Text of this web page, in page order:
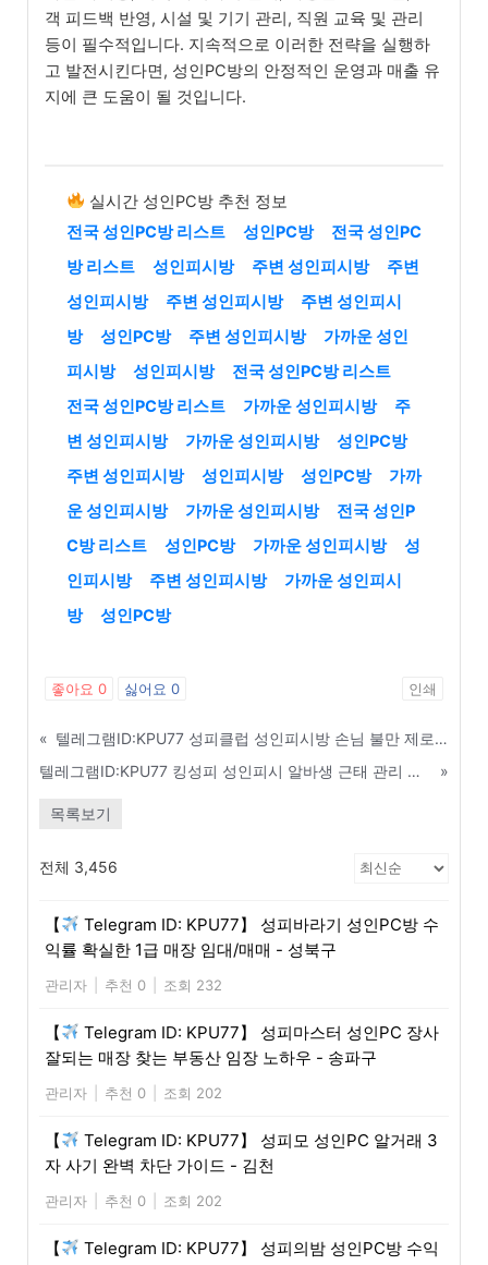
객 피드백 반영, 시설 및 기기 관리, 직원 교육 및 관리
등이 필수적입니다. 지속적으로 이러한 전략을 실행하
고 발전시킨다면, 성인PC방의 안정적인 운영과 매출 유
지에 큰 도움이 될 것입니다.
실시간 성인PC방 추천 정보
전국 성인PC방 리스트
성인PC방
전국 성인PC
방 리스트
성인피시방 주변 성인피시방
주변
성인피시방
주변 성인피시방
주변 성인피시
방
성인PC방 주변 성인피시방
가까운 성인
피시방
성인피시방
전국 성인PC방 리스트
전국 성인PC방 리스트
가까운 성인피시방
주
변 성인피시방
가까운 성인피시방
성인PC방
주변 성인피시방
성인피시방 성인PC방
가까
운 성인피시방
가까운 성인피시방
전국 성인P
C방 리스트
성인PC방 가까운 성인피시방
성
인피시방
주변 성인피시방
가까운 성인피시
방
성인PC방
좋아요 0 싫어요 0 인쇄
«
텔레그램ID:KPU77 성피클럽 성인피시방 손님 불만 제로! 친절 서비스 교육 매뉴얼 - 관악구
텔레그램ID:KPU77 킹성피 성인피시 알바생 근태 관리 및 퇴직금 관련 법률 지식 - 영주
»
목록보기
전체 3,456
【
Telegram ID: KPU77】 성피바라기 성인PC방 수
익률 확실한 1급 매장 임대/매매 - 성북구
관리자 추천 0 조회 232
【
Telegram ID: KPU77】 성피마스터 성인PC 장사
잘되는 매장 찾는 부동산 임장 노하우 - 송파구
관리자 추천 0 조회 202
【
Telegram ID: KPU77】 성피모 성인PC 알거래 3
자 사기 완벽 차단 가이드 - 김천
관리자 추천 0 조회 202
【
Telegram ID: KPU77】 성피의밤 성인PC방 수익